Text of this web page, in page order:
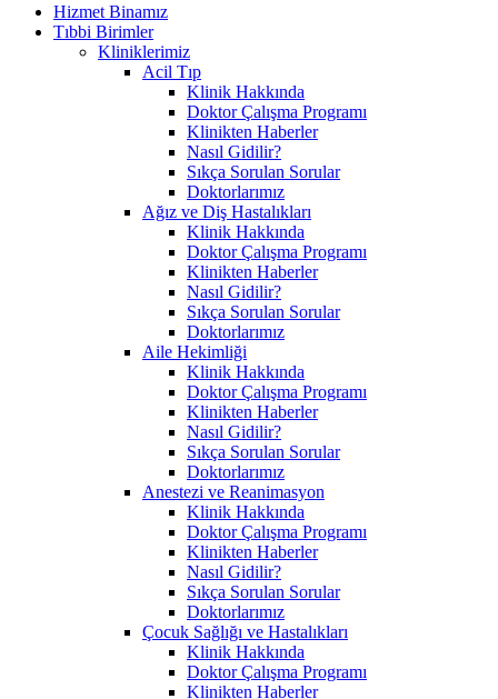
Hizmet Binamız
Tıbbi Birimler
Kliniklerimiz
Acil Tıp
Klinik Hakkında
Doktor Çalışma Programı
Klinikten Haberler
Nasıl Gidilir?
Sıkça Sorulan Sorular
Doktorlarımız
Ağız ve Diş Hastalıkları
Klinik Hakkında
Doktor Çalışma Programı
Klinikten Haberler
Nasıl Gidilir?
Sıkça Sorulan Sorular
Doktorlarımız
Aile Hekimliği
Klinik Hakkında
Doktor Çalışma Programı
Klinikten Haberler
Nasıl Gidilir?
Sıkça Sorulan Sorular
Doktorlarımız
Anestezi ve Reanimasyon
Klinik Hakkında
Doktor Çalışma Programı
Klinikten Haberler
Nasıl Gidilir?
Sıkça Sorulan Sorular
Doktorlarımız
Çocuk Sağlığı ve Hastalıkları
Klinik Hakkında
Doktor Çalışma Programı
Klinikten Haberler